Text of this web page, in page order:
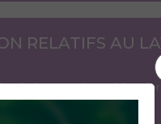
RELATIFS AU
alors que les suivis
?